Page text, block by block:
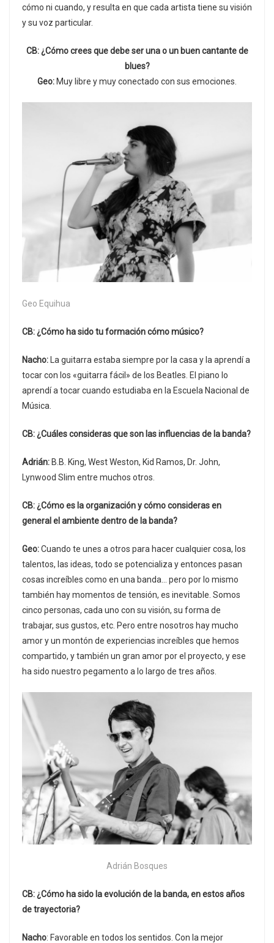
cómo ni cuando, y resulta en que cada artista tiene su visión
y su voz particular.
CB: ¿Cómo crees que debe ser una o un buen cantante de
blues?
Geo: Muy libre y muy conectado con sus emociones.
Geo Equihua
CB: ¿Cómo ha sido tu formación cómo músico?
Nacho: La guitarra estaba siempre por la casa y la aprendí a
tocar con los «guitarra fácil» de los Beatles. El piano lo
aprendí a tocar cuando estudiaba en la Escuela Nacional de
Música.
CB: ¿Cuáles consideras que son las influencias de la banda?
Adrián: B.B. King, West Weston, Kid Ramos, Dr. John,
Lynwood Slim entre muchos otros.
CB: ¿Cómo es la organización y cómo consideras en
general el ambiente dentro de la banda?
Geo:Cuando te unes a otros para hacer cualquier cosa, los
talentos, las ideas, todo se potencializa y entonces pasan
cosas increíbles como en una banda… pero por lo mismo
también hay momentos de tensión, es inevitable. Somos
cinco personas, cada uno con su visión, su forma de
trabajar, sus gustos, etc. Pero entre nosotros hay mucho
amor y un montón de experiencias increíbles que hemos
compartido, y también un gran amor por el proyecto, y ese
ha sido nuestro pegamento a lo largo de tres años.
Adrián Bosques
CB: ¿Cómo ha sido la evolución de la banda, en estos años
de trayectoria?
Nacho: Favorable en todos los sentidos. Con la mejor